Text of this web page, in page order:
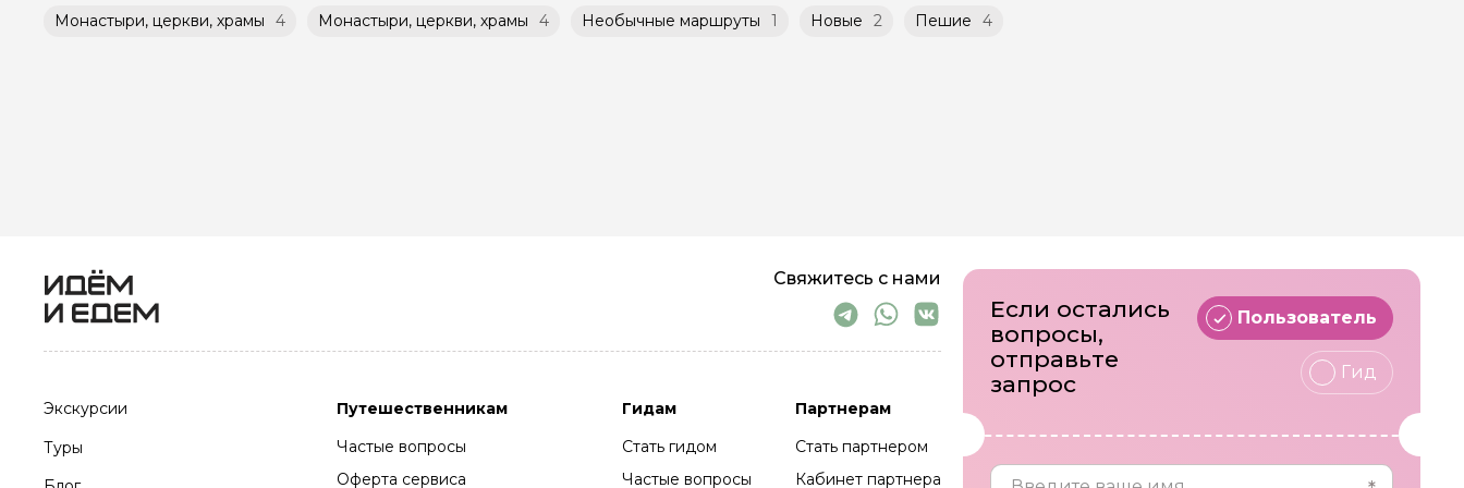
Монастыри, церкви, храмы 4 Монастыри, церкви, храмы 4 Необычные маршруты 1 Новые 2 Пешие 4
Свяжитесь с нами
Экскурсии
Туры
Путешественникам
Частые вопросы
Оферта сервиса
Гидам
Стать гидом
Частые вопросы
Партнерам
Стать партнером
Кабинет партнера
Если остались
вопросы,
отправьте
запрос
Пользователь
Гид